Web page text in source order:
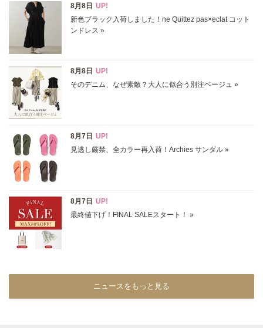
再入荷 ラスト1
カラー
ベージュ ブラウン オレンジ
イエロー
パープル
ゴールド
ニュースをもっと見る